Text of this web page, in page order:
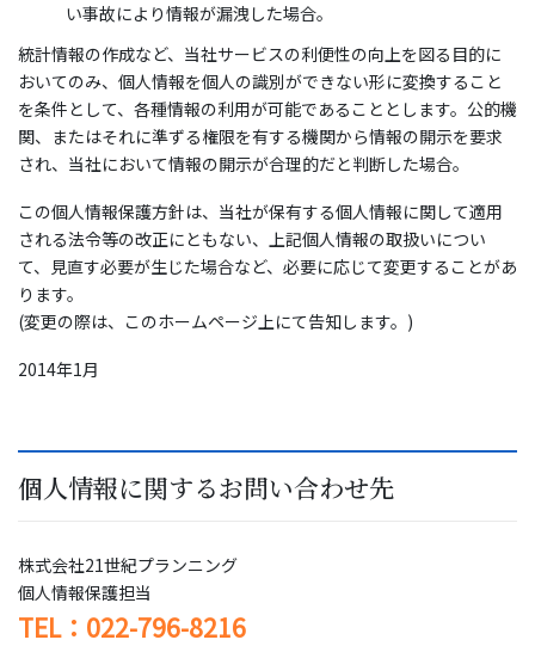
い事故により情報が漏洩した場合。
統計情報の作成など、当社サービスの利便性の向上を図る目的に
おいてのみ、個人情報を個人の識別ができない形に変換すること
を条件として、各種情報の利用が可能であることとします。公的機
関、またはそれに準ずる権限を有する機関から情報の開示を要求
され、当社において情報の開示が合理的だと判断した場合。
この個人情報保護方針は、当社が保有する個人情報に関して適用
される法令等の改正にともない、上記個人情報の取扱いについ
て、見直す必要が生じた場合など、必要に応じて変更することがあ
ります。
(変更の際は、このホームページ上にて告知します。)
2014年1月
個人情報に関するお問い合わせ先
株式会社21世紀プランニング
個人情報保護担当
TEL：022-796-8216